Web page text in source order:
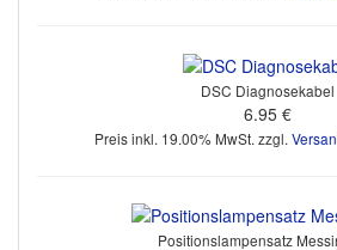
DSC Diagnosekabel
6.95 €
Preis inkl. 19.00% MwSt. zzgl.
Positionslampensatz